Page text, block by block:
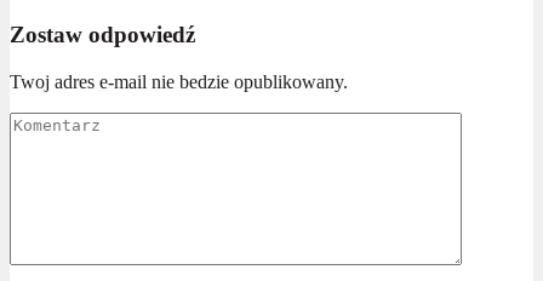
Zostaw odpowiedź
Twoj adres e-mail nie bedzie opublikowany.